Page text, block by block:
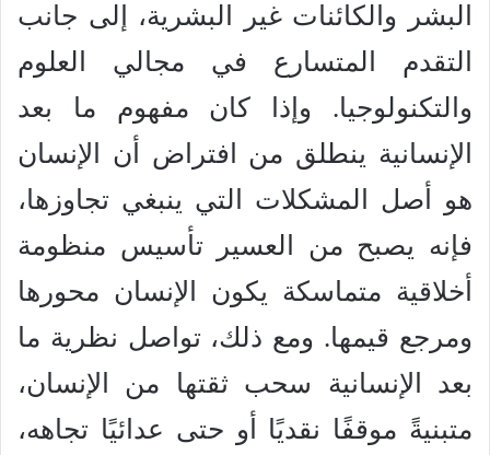
البشر والكائنات غير البشرية، إلى جانب
التقدم المتسارع في مجالي العلوم
والتكنولوجيا. وإذا كان مفهوم ما بعد
الإنسانية ينطلق من افتراض أن الإنسان
هو أصل المشكلات التي ينبغي تجاوزها،
فإنه يصبح من العسير تأسيس منظومة
أخلاقية متماسكة يكون الإنسان محورها
ومرجع قيمها. ومع ذلك، تواصل نظرية ما
بعد الإنسانية سحب ثقتها من الإنسان،
متبنيةً موقفًا نقديًا أو حتى عدائيًا تجاهه،